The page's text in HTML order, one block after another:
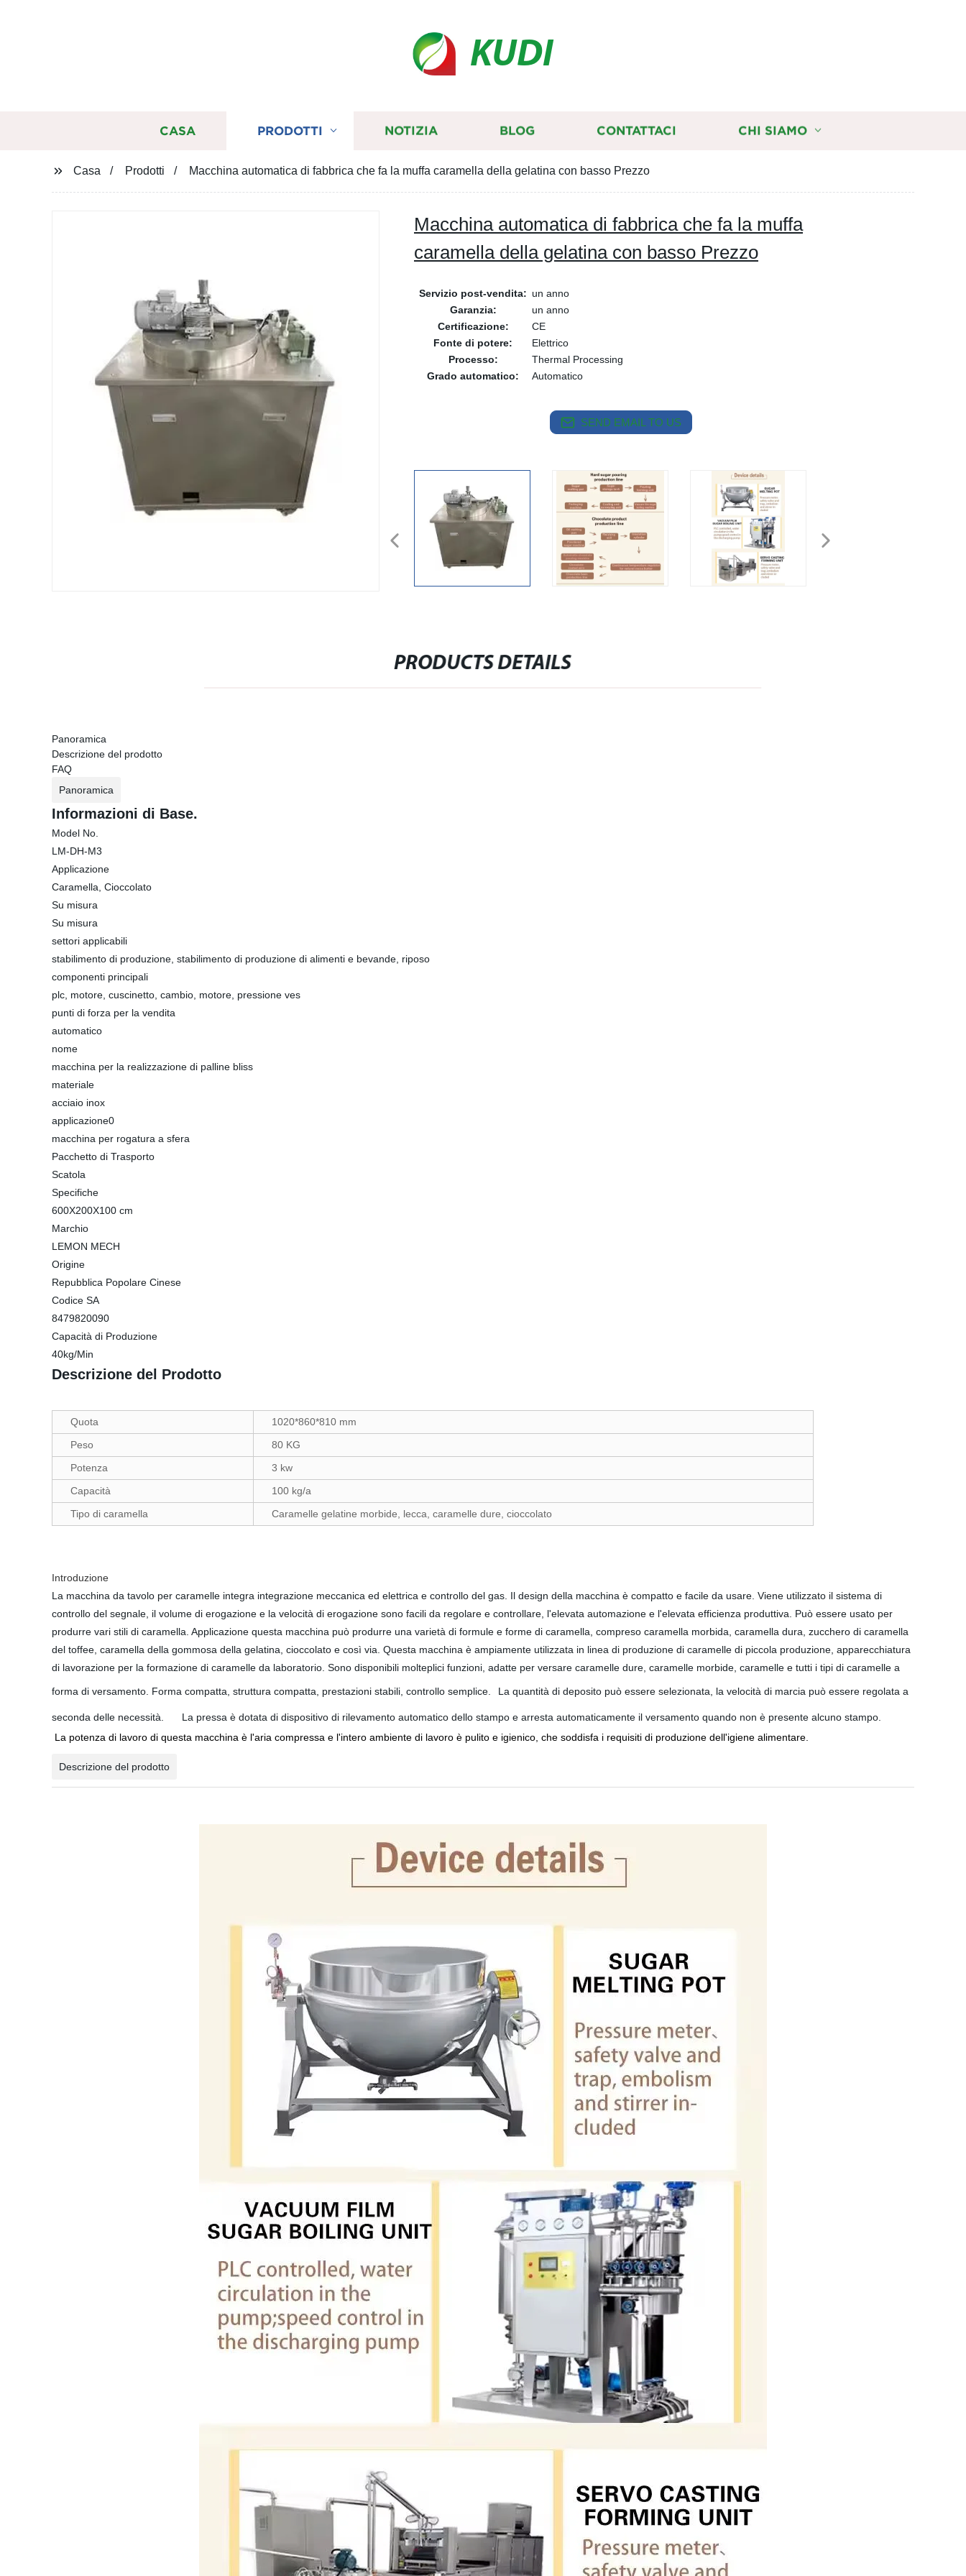
KUDI
CASA PRODOTTI NOTIZIA BLOG CONTATTACI CHI SIAMO
Casa Prodotti Macchina automatica di fabbrica che fa la muffa caramella della gelatina con basso Prezzo
Macchina automatica di fabbrica che fa la muffa
caramella della gelatina con basso Prezzo
Servizio post-vendita: un anno
Garanzia:
un anno
Certificazione:
CE
Fonte di potere:
Elettrico
Processo:
Thermal Processing
Grado automatico:
Automatico
SEND EMAIL TO US
PRODUCTS DETAILS
Panoramica
Descrizione del prodotto
FAQ
Panoramica
Informazioni di Base.
Model No.
LM-DH-M3
Applicazione
Caramella, Cioccolato
Su misura
Su misura
settori applicabili
stabilimento di produzione, stabilimento di produzione di alimenti e bevande, riposo
componenti principali
plc, motore, cuscinetto, cambio, motore, pressione ves
punti di forza per la vendita
automatico
nome
macchina per la realizzazione di palline bliss
materiale
acciaio inox
applicazione0
macchina per rogatura a sfera
Pacchetto di Trasporto
Scatola
Specifiche
600X200X100 cm
Marchio
LEMON MECH
Origine
Repubblica Popolare Cinese
Codice SA
8479820090
Capacità di Produzione
40kg/Min
Descrizione del Prodotto
Quota
1020*860*810 mm
Peso
80 KG
Potenza
3 kw
Capacità
100 kg/a
Tipo di caramella
Caramelle gelatine morbide, lecca, caramelle dure, cioccolato
Introduzione
La macchina da tavolo per caramelle integra integrazione meccanica ed elettrica e controllo del gas. Il design della macchina è compatto e facile da usare. Viene utilizzato il sistema di
controllo del segnale, il volume di erogazione e la velocità di erogazione sono facili da regolare e controllare, l'elevata automazione e l'elevata efficienza produttiva. Può essere usato per
produrre vari stili di caramella. Applicazione questa macchina può produrre una varietà di formule e forme di caramella, compreso caramella morbida, caramella dura, zucchero di caramella
del toffee, caramella della gommosa della gelatina, cioccolato e così via. Questa macchina è ampiamente utilizzata in linea di produzione di caramelle di piccola produzione, apparecchiatura
di lavorazione per la formazione di caramelle da laboratorio. Sono disponibili molteplici funzioni, adatte per versare caramelle dure, caramelle morbide, caramelle e tutti i tipi di caramelle a
forma di versamento. Forma compatta, struttura compatta, prestazioni stabili, controllo semplice. La quantità di deposito può essere selezionata, la velocità di marcia può essere regolata a
seconda delle necessità.
La pressa è dotata di dispositivo di rilevamento automatico dello stampo e arresta automaticamente il versamento quando non è presente alcuno stampo.
La potenza di lavoro di questa macchina è l'aria compressa e l'intero ambiente di lavoro è pulito e igienico, che soddisfa i requisiti di produzione dell'igiene alimentare.
Descrizione del prodotto